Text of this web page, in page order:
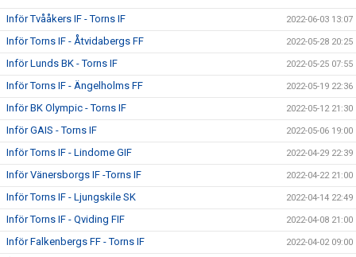
Inför Tvååkers IF - Torns IF 2022-06-03 13:07
Inför Torns IF - Åtvidabergs FF 2022-05-28 20:25
Inför Lunds BK - Torns IF 2022-05-25 07:55
Inför Torns IF - Ängelholms FF 2022-05-19 22:36
Inför BK Olympic - Torns IF 2022-05-12 21:30
Inför GAIS - Torns IF 2022-05-06 19:00
Inför Torns IF - Lindome GIF 2022-04-29 22:39
Inför Vänersborgs IF -Torns IF 2022-04-22 21:00
Inför Torns IF - Ljungskile SK 2022-04-14 22:49
Inför Torns IF - Qviding FIF 2022-04-08 21:00
Inför Falkenbergs FF - Torns IF 2022-04-02 09:00